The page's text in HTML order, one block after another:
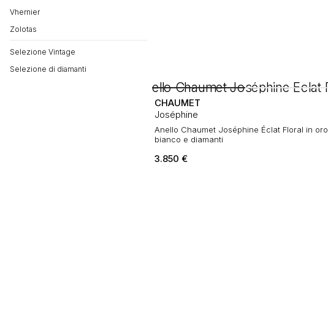
Vhernier
Zolotas
Selezione Vintage
Selezione di diamanti
CHAUMET
Joséphine
Anello Chaumet Joséphine Éclat Floral in oro
bianco e diamanti
3.850 €